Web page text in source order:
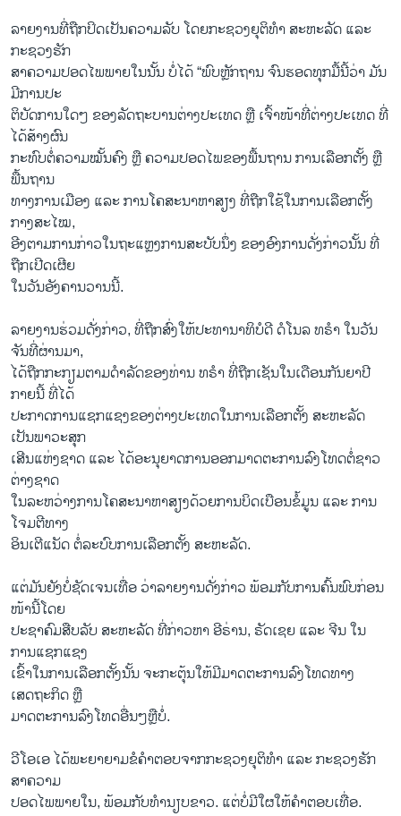
ລາຍ​ງານ​ທີ່​ຖືກ​ປິດ​ເປັນ​ຄວາມ​ລັບ ​ໂດຍ​ກະ​ຊວງ​ຍຸ​ຕິ​ທຳ​ ສະ​ຫະ​ລັດ ແລະ
ກະ​ຊວງ​ຮັກ​
ສາຄວາມປອດໄພພາຍໃນນັ້ນ ບໍ່ໄດ້ “ພົບຫຼັກຖານ ຈົນຮອດທຸກມື້ນີ້ວ່າ ມັນ
ມີການປະ
ຕິບັດການໃດໆ ຂອງລັດຖະບານຕ່າງປະເທດ ຫຼື ເຈົ້າໜ້າທີ່ຕ່າງປະເທດ ທີ່
ໄດ້ສ້າງຜົນ
ກະທົບຕໍ່ຄວາມໝັ້ນຄົງ ຫຼື ຄວາມປອດໄພຂອງພື້ນຖານ ການເລືອກຕັ້ງ ຫຼື
ພື້ນຖານ
ທາງການເມືອງ ແລະ ການໂຄສະນາຫາສຽງ ທີ່ຖືກໃຊ້ໃນການເລືອກຕັ້ງ
ກາງສະໄໝ,
ອີງຕາມການກ່າວໃນຖະແຫຼງການສະບັບນຶ່ງ ຂອງອົງການດັ່ງກ່າວນັ້ນ ທີ່
ຖືກເປີດເຜີຍ
ໃນວັນອັງຄານວານນີ້.
ລາຍ​ງານ​ຮ່ວມ​ດັ່ງ​ກ່າວ, ທີ່ຖືກ​ສົ່ງ​ໃຫ້​ປະ​ທາ​ນາ​ທິ​ບໍ​ດີ ດໍ​ໂນ​ລ ທ​ຣຳ ໃນ​ວັນ​
ຈັນ​ທີ່​ຜ່ານ​ມາ,
ໄດ້ຖືກກະກຽມຕາມດຳລັດຂອງທ່ານ ທຣຳ ທີ່ຖືກເຊັນໃນເດືອນກັນຍາປີ
ກາຍນີ້ ທີ່ໄດ້
ປະກາດການແຊກແຊງຂອງຕ່າງປະເທດໃນການເລືອກຕັ້ງ ສະຫະລັດ
ເປັນພາວະສຸກ
ເສີນແຫ່ງຊາດ ແລະ ໄດ້ອະນຸຍາດການອອກມາດຕະການລົງໂທດຕໍ່ຊາວ
ຕ່າງຊາດ
ໃນລະຫວ່າງການໂຄສະນາຫາສຽງດ້ວຍການບິດເບືອນຂໍ້ມູນ ແລະ ການ
ໂຈມຕີທາງ
ອິນເຕີແນັດ ຕໍ່ລະບົບການເລືອກຕັ້ງ ສະຫະລັດ.
ແຕ່​ມັນ​ຍັງ​ບໍ່​ຊັດ​ເຈນເທື່ອ ​ວ່າລາຍ​ງານ​ດັ່ງ​ກ່າວ ພ້ອມ​ກັບ​ການ​ຄົ້ນ​ພົບ​ກ່ອນ​
ໜ້ານີ້​ໂດຍ​
ປະຊາຄົມສືບລັບ ສະຫະລັດ ທີ່ກ່າວຫາ ອີຣ່ານ, ຣັດເຊຍ ແລະ ຈີນ ໃນ
ການແຊກແຊງ
ເຂົ້າໃນການເລືອກຕັ້ງນັ້ນ ຈະກະຕຸ້ນໃຫ້ມີມາດຕະການລົງໂທດທາງ
ເສດຖະກິດ ຫຼື
ມາດຕະການລົງໂທດອື່ນໆຫຼືບໍ່.
ວີ​ໂອ​ເອ ໄດ້​ພະ​ຍາ​ຍາມ​ຂໍ​ຄຳ​ຕອບ​ຈາກ​ກະ​ຊວງ​ຍຸ​ຕິ​ທຳ ແລະ ກະ​ຊວງ​ຮັກ​
ສາ​ຄວາມ​
ປອດໄພພາຍໃນ, ພ້ອມກັບທຳນຽບຂາວ. ແຕ່ບໍ່ມີໃຜໃຫ້ຄຳຕອບເທື່ອ.